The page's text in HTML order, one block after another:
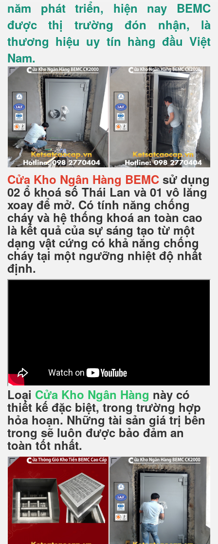
năm phát triển, hiện nay BEMC
được thị trường đón nhận, là
thương hiệu uy tín hàng đầu Việt
Nam.
Cửa Kho Ngân Hàng BEMC sử dụng
02 ổ khoá số Thái Lan và 01 vô lăng
xoay để mở. Có tính năng chống
cháy và hệ thống khoá an toàn cao
là kết quả của sự sáng tạo từ một
dạng vật cứng có khả năng chống
cháy tại một ngưỡng nhiệt độ nhất
định.
Loại Cửa Kho Ngân Hàng này có
thiết kế đặc biệt, trong trường hợp
hỏa hoạn. Những tài sản giá trị bên
trong sẽ luôn được bảo đảm an
toàn tốt nhất.